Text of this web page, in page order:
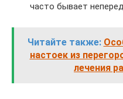
часто бывает
Читайте также:
настоек из
лечения